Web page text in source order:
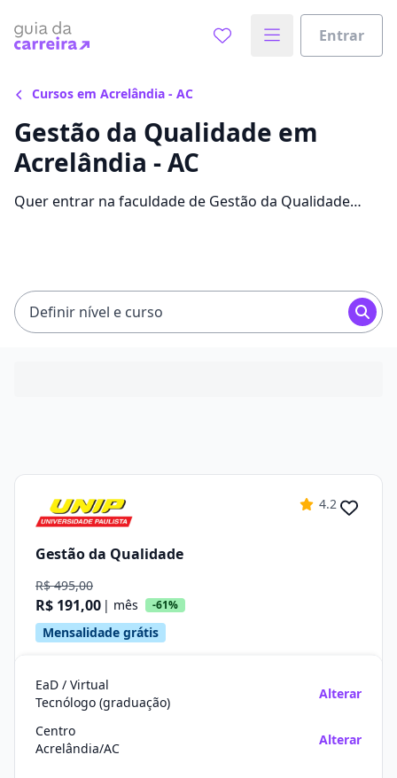
Entrar
Cursos em Acrelândia - AC
Gestão da Qualidade em
Acrelândia - AC
Quer entrar na faculdade de Gestão da Qualidade
Definir nível e curso
4.2
Gestão da Qualidade
R$ 495,00
R$ 191,00 | mês -61%
Mensalidade grátis
EaD / Virtual
Tecnólogo (graduação)
Alterar
Centro
Acrelândia/AC
Alterar